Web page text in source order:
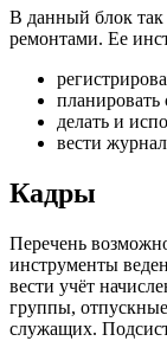
В данный блок так
ремонтами. Ее
планировать
делать и
вести
Кадры
Перечень
инструменты
вести учёт
группы,
служащих.